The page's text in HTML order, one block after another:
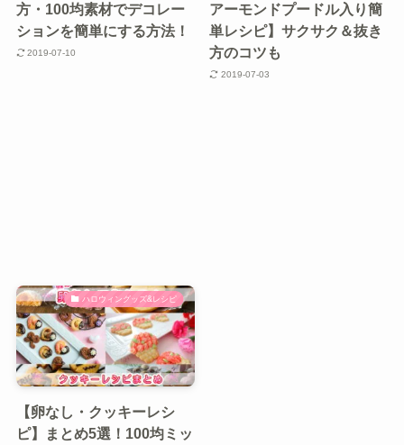
方・100均素材でデコレー
ションを簡単にする方法！
2019-07-10
アーモンドプードル入り簡
単レシピ】サクサク＆抜き
方のコツも
2019-07-03
ハロウィングッズ&レシピ
【卵なし・クッキーレシ
ピ】まとめ5選！100均ミッ